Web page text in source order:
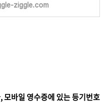
ziggle.com
바일 영수증에 있는 등기번호